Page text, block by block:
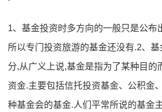
1、基金投资时多方向的一般只是公布
所以专门投资旅游的基金还没有.2、
分,从广义上说,基金是指为了某种目的
资金.主要包括信托投资基金、公积金
种基金会的基金.人们平常所说的基金